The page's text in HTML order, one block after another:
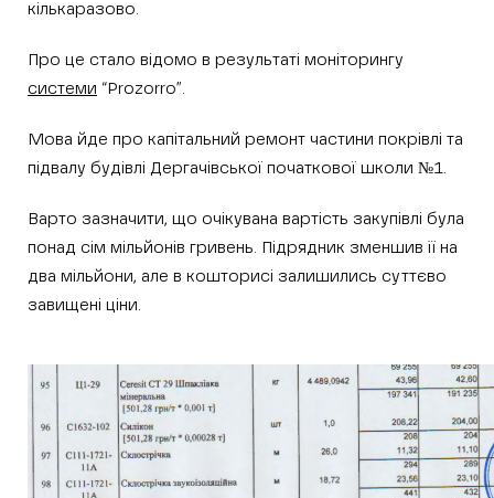
кількаразово.
Про це стало відомо в результаті моніторингу
системи “Prozorro”.
Мова йде про капітальний ремонт частини покрівлі та
підвалу будівлі Дергачівської початкової школи №1.
Варто зазначити, що очікувана вартість закупівлі була
понад сім мільйонів гривень. Підрядник зменшив її на
два мільйони, але в кошторисі залишились суттєво
завищені ціни.